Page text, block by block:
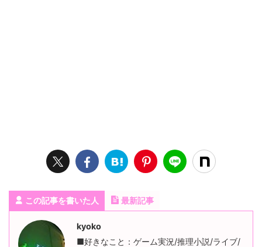
この記事を書いた人 最新記事
kyoko
■好きなこと：ゲーム実況/推理小説/ライブ/